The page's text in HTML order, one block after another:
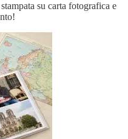
su carta fotografica e